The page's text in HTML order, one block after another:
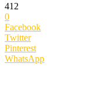
412
0
Facebook
Twitter
Pinterest
WhatsApp